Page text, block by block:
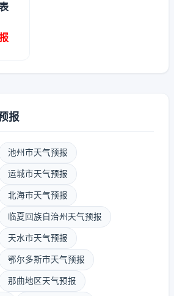
报
池州市天气预报
运城市天气预报
北海市天气预报
临夏回族自治州天气预报
天水市天气预报
鄂尔多斯市天气预报
那曲地区天气预报